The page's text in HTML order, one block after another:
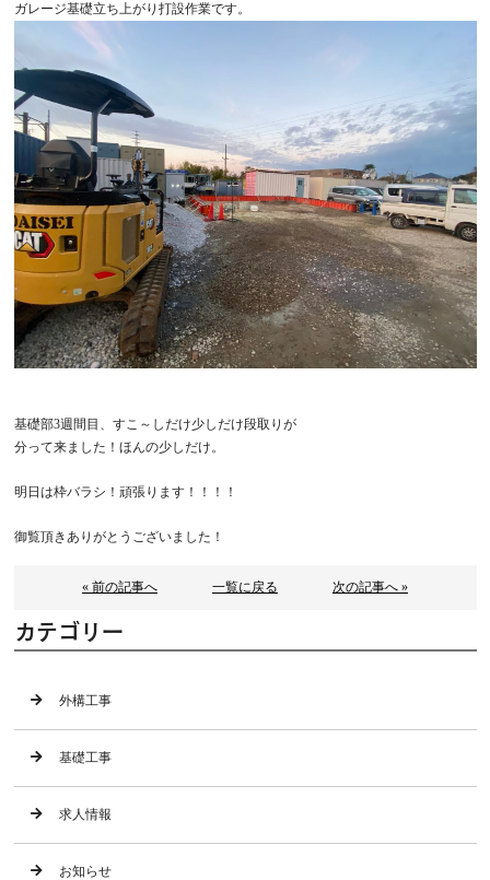
ガレージ基礎立ち上がり打設作業です。
基礎部3週間目、すこ～しだけ少しだけ段取りが
分って来ました！ほんの少しだけ。
明日は枠バラシ！頑張ります！！！！
御覧頂きありがとうございました！
« 前の記事へ 一覧に戻る 次の記事へ »
カテゴリー
外構工事
基礎工事
求人情報
お知らせ